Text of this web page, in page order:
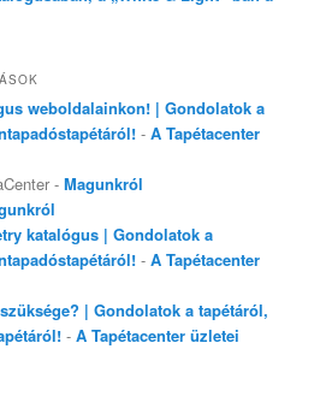
weboldalainkon! | Gondolatok a
-A Tapétacenter
-Magunkról
katalógus | Gondolatok a
-A Tapétacenter
| Gondolatok a tapétáról,
-A Tapétacenter üzletei